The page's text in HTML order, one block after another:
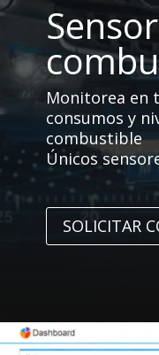
Monitorea en
consumos y
combustible
Únicos
SOLICITAR